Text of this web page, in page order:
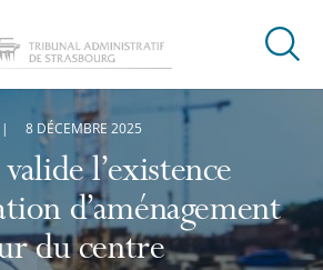
Ouvrir
l’existence
d’aménagement
du centre
8 DÉCEMBRE 2025